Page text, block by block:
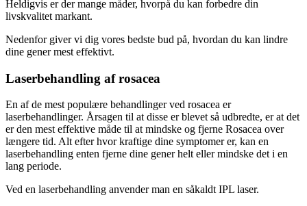
Heldigvis er der mange måder, hvorpå du kan forbedre din
livskvalitet markant.
Nedenfor giver vi dig vores bedste bud på, hvordan du kan lindre
dine gener mest effektivt.
Laserbehandling af rosacea
En af de mest populære behandlinger ved rosacea er
laserbehandlinger. Årsagen til at disse er blevet så udbredte, er at det
er den mest effektive måde til at mindske og fjerne Rosacea over
længere tid. Alt efter hvor kraftige dine symptomer er, kan en
laserbehandling enten fjerne dine gener helt eller mindske det i en
lang periode.
Ved en laserbehandling anvender man en såkaldt IPL laser.